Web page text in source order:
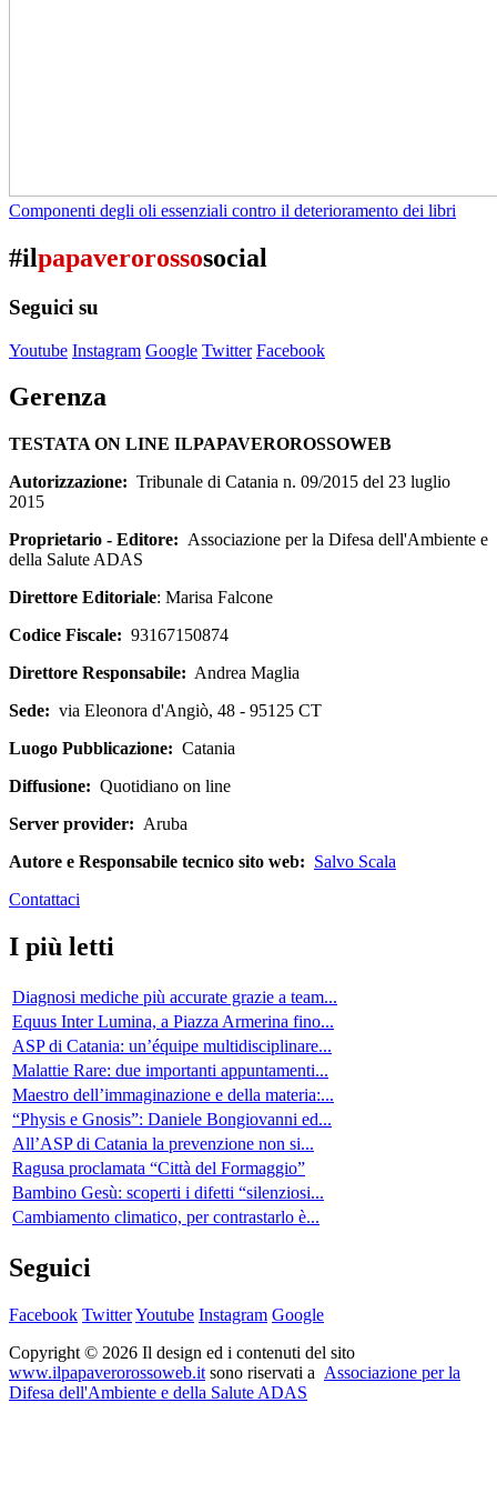
Componenti degli oli essenziali contro il deterioramento dei libri
#ilpapaverorossosocial
Seguici su
Youtube Instagram Google Twitter Facebook
Gerenza
TESTATA ON LINE ILPAPAVEROROSSOWEB
Autorizzazione: Tribunale di Catania n. 09/2015 del 23 luglio
2015
Proprietario - Editore: Associazione per la Difesa dell'Ambiente e
della Salute ADAS
Direttore Editoriale: Marisa Falcone
Codice Fiscale: 93167150874
Direttore Responsabile: Andrea Maglia
Sede: via Eleonora d'Angiò, 48 - 95125 CT
Luogo Pubblicazione: Catania
Diffusione: Quotidiano on line
Server provider: Aruba
Autore e Responsabile tecnico sito web: Salvo Scala
Contattaci
I più letti
Diagnosi mediche più accurate grazie a team...
Equus Inter Lumina, a Piazza Armerina fino...
ASP di Catania: un’équipe multidisciplinare...
Malattie Rare: due importanti appuntamenti...
Maestro dell’immaginazione e della materia:...
“Physis e Gnosis”: Daniele Bongiovanni ed...
All’ASP di Catania la prevenzione non si...
Ragusa proclamata “Città del Formaggio”
Bambino Gesù: scoperti i difetti “silenziosi...
Cambiamento climatico, per contrastarlo è...
Seguici
Facebook TwitterYoutube Instagram Google
Copyright © 2026 Il design ed i contenuti del sito
www.ilpapaverorossoweb.it sono riservati a Associazione per la
Difesa dell'Ambiente e della Salute ADAS